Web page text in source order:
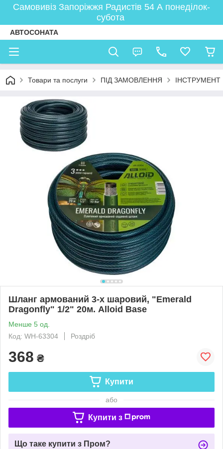
Самовивіз Запоріжжя Радистів 54 А понеділок-
субота
АВТОСОНАТА
Товари та послуги ПІД ЗАМОВЛЕННЯ ІНСТРУМЕНТ
Шланг армований 3-х шаровий, "Emerald
Dragonfly" 1/2" 20м. Alloid Base
Менше 5 од.
Код: WH-63304
Роздріб
368 ₴
Купити
або
Купити з
Що таке купити з Пром?